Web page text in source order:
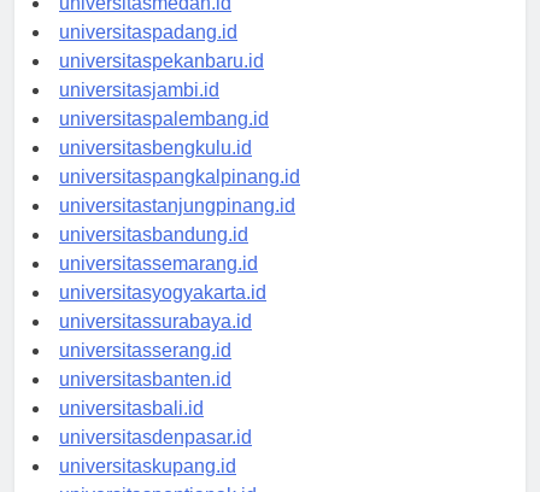
universitasmedan.id
universitaspadang.id
universitaspekanbaru.id
universitasjambi.id
universitaspalembang.id
universitasbengkulu.id
universitaspangkalpinang.id
universitastanjungpinang.id
universitasbandung.id
universitassemarang.id
universitasyogyakarta.id
universitassurabaya.id
universitasserang.id
universitasbanten.id
universitasbali.id
universitasdenpasar.id
universitaskupang.id